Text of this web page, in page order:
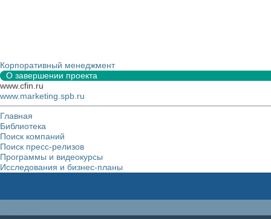
Корпоративный менеджмент
О завершении проекта
www.cfin.ru
www.marketing.spb.ru
Главная
Библиотека
Поиск компаний
Поиск пресс-релизов
Программы и видеокурсы
Исследования и бизнес-планы